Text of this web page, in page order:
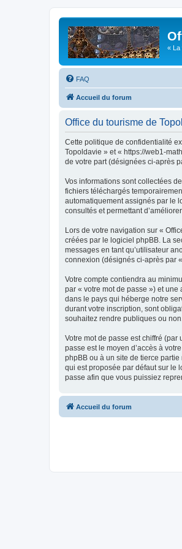
« La
FAQ
Accueil du forum
Office du tourisme de
Cette politique de confidentialité
Topoldavie » et « https://web1-
de votre part (désignées ci-après
Vos informations sont collectées
fichiers téléchargés
automatiquement assignés par le
consultés et permettant
Lors de votre navigation sur «
créées par le logiciel phpBB. La
messages en tant qu’utilisateur
connexion (désignés ci-après par
Votre compte contiendra au
par « votre mot de passe ») et
dans le pays qui héberge notre
durant votre inscription, sont
souhaitez rendre publiques ou
Votre mot de passe est chiffré
passe est le moyen d’accès à
phpBB ou à un site de tierce
qui est proposée par défaut sur le
passe afin que vous puissiez
Accueil du forum